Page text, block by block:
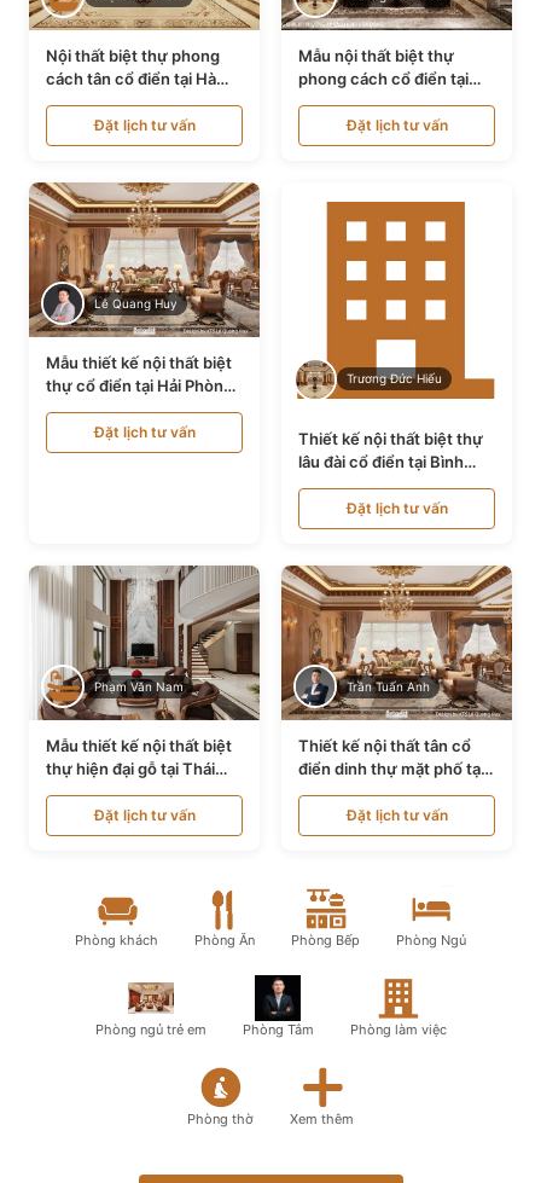
Nội thất biệt thự phong
cách tân cổ điển tại Hà
Nội NT24405
Đặt lịch tư vấn
Mẫu nội thất biệt thự
phong cách cổ điển tại
Bình Dương NT24532
Đặt lịch tư vấn
Lê Quang Huy
Mẫu thiết kế nội thất biệt
thự cổ điển tại Hải Phòng
NT24535
Đặt lịch tư vấn
Trương Đức Hiếu
Thiết kế nội thất biệt thự
lâu đài cổ điển tại Bình
Thuận NT21128
Đặt lịch tư vấn
Phạm Văn Nam
Mẫu thiết kế nội thất biệt
thự hiện đại gỗ tại Thái
Bình NT9188719
Đặt lịch tư vấn
Trần Tuấn Anh
Thiết kế nội thất tân cổ
điển dinh thự mặt phố tại
Quảng Ninh NT24531
Đặt lịch tư vấn
Phòng khách Phòng Ăn Phòng Bếp Phòng Ngủ
Phòng ngủ trẻ em Phòng Tắm Phòng làm việc
Phòng thờ Xem thêm